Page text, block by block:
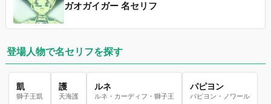
ガオガイガー 名セリフ
登場人物で名セリフを探す
凱
獅子王凱
護
天海護
ルネ
ルネ・カーディフ・獅子王
パピヨン
パピヨン・ノワール